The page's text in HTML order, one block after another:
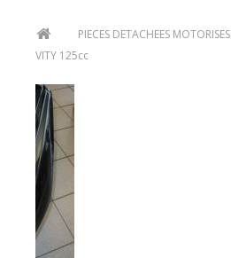
PIECES DETACHEES MOTORISES
VITY 125cc